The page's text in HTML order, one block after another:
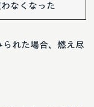
なくなった
られた場合、燃え尽